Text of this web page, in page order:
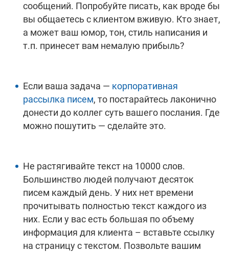
сообщений. Попробуйте писать, как вроде бы
вы общаетесь с клиентом вживую. Кто знает,
а может ваш юмор, тон, стиль написания и
т.п. принесет вам немалую прибыль?
Если ваша задача — корпоративная
рассылка писем, то постарайтесь лаконично
донести до коллег суть вашего послания. Где
можно пошутить — сделайте это.
Не растягивайте текст на 10000 слов.
Большинство людей получают десяток
писем каждый день. У них нет времени
прочитывать полностью текст каждого из
них. Если у вас есть большая по объему
информация для клиента – вставьте ссылку
на страницу с текстом. Позвольте вашим